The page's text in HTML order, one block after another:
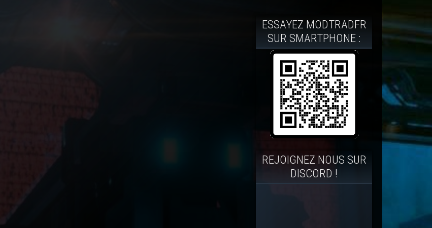
ESSAYEZ MODTRADFR
SUR SMARTPHONE :
REJOIGNEZ NOUS SUR
DISCORD !